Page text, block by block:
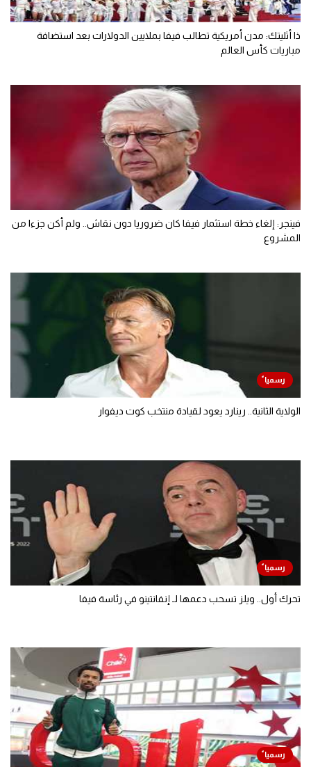
ذا أثليتك: مدن أمريكية تطالب فيفا بملايين الدولارات بعد استضافة
مباريات كأس العالم
فينجر: إلغاء خطة استثمار فيفا كان ضروريا دون نقاش.. ولم أكن جزءا من
المشروع
الولاية الثانية.. رينارد يعود لقيادة منتخب كوت ديفوار
تحرك أول.. ويلز تسحب دعمها لـ إنفانتينو في رئاسة فيفا